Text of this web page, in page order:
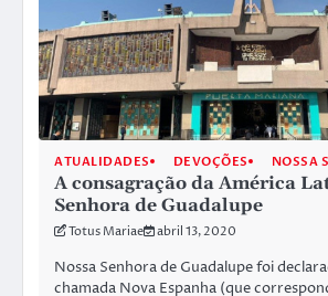
ATUALIDADES DEVOÇÕES NOSSA
A consagração da América
Senhora de Guadalupe
Totus Mariae abril 13, 2020
Nossa Senhora de Guadalupe foi
chamada Nova Espanha (que